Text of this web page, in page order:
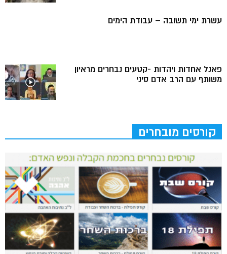
עשרת ימי תשובה – עבודת הימים
פאנל אחדות ויהדות -קטעים נבחרים מראיון
משותף עם הרב אדם סיני
קורסים מובחרים